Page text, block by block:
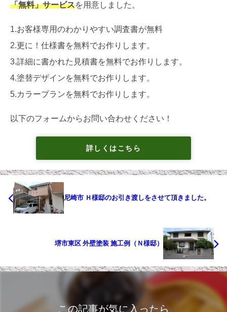
「無料」サービスを用意しました。
1.お客様専用のわかりやすい調査書が無料
2.更に！仕様書を無料でお作りします。
3.詳細に書かれた見積書を無料でお作りします。
4.塗替デザインを無料でお作りします。
5.カラープランを無料でお作りします。
以下のフォームからお問い合わせください！
詳しくはこちら
尼崎市 Ｈ様邸のお引き渡しをさせて頂きました。
堺市東区 外壁塗装 施工例（Ｎ様邸）
この記事が気に入ったら